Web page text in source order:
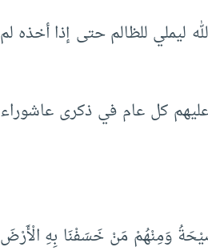
ليملي للظالم حتى إذا أخذه لم
عليهم كل عام في ذكرى عاشوراء
وَمِنْهُمْ مَنْ خَسَفْنَا بِهِ الْأَرْضَ